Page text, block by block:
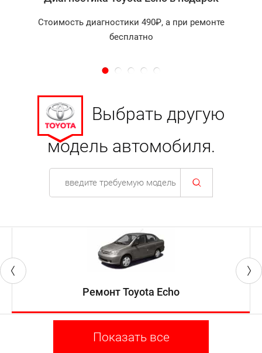
подтверждают!
Стоимость диагностики 490₽, а при ремонте
бесплатно
Выбрать другую
модель автомобиля.
Ремонт Toyota Echo
Показать все